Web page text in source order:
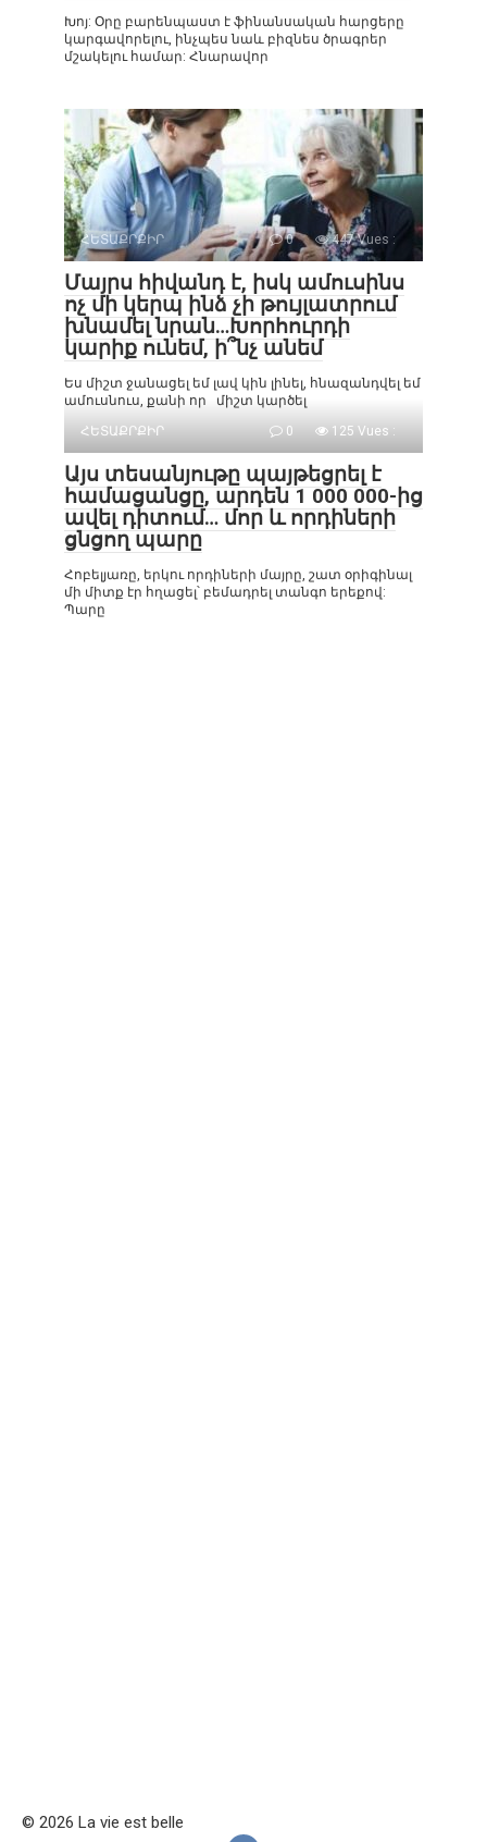
Խոյ: Օրը բարենպաստ է ֆինանսական հարցերը
կարգավորելու, ինչպես նաև բիզնես ծրագրեր
մշակելու համար: Հնարավոր
ՀԵՏԱՔՐՔԻՐ 0 447 Vues :
Մայրս հիվանդ է, իսկ ամուսինս
ոչ մի կերպ ինձ չի թույլատրում
խնամել նրան…Խորհուրդի
կարիք ունեմ, ի՞նչ անեմ
Ես միշտ ջանացել եմ լավ կին լինել, հնազանդվել եմ
ամուսնուս, քանի որ միշտ կարծել
ՀԵՏԱՔՐՔԻՐ
0 125 Vues :
Այս տեսանյութը պայթեցրել է
համացանցը, արդեն 1 000 000-ից
ավել դիտում… մոր և որդիների
ցնցող պարը
Հոբելյառը, երկու որդիների մայրը, շատ օրիգինալ
մի միտք էր հղացել՝ բեմադրել տանգո երեքով:
Պարը
© 2026 La vie est belle